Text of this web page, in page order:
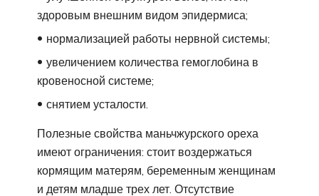
здоровым внешним видом эпидермиса;
нормализацией работы нервной системы;
увеличением количества гемоглобина в
кровеносной системе;
снятием усталости.
Полезные свойства маньчжурского ореха
имеют ограничения: стоит воздержаться
кормящим матерям, беременным женщинам
и детям младше трех лет. Отсутствие